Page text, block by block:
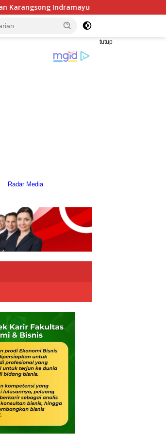
Terbakar Dilalap Si Jago Merah
tutup